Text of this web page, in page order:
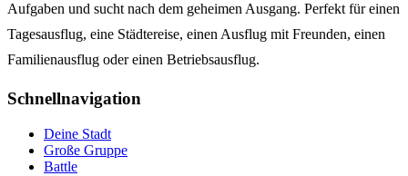
Aufgaben und sucht nach dem geheimen Ausgang. Perfekt für einen
Tagesausflug, eine Städtereise, einen Ausflug mit Freunden, einen
Familienausflug oder einen Betriebsausflug.
Schnellnavigation
Deine Stadt
Große Gruppe
Battle